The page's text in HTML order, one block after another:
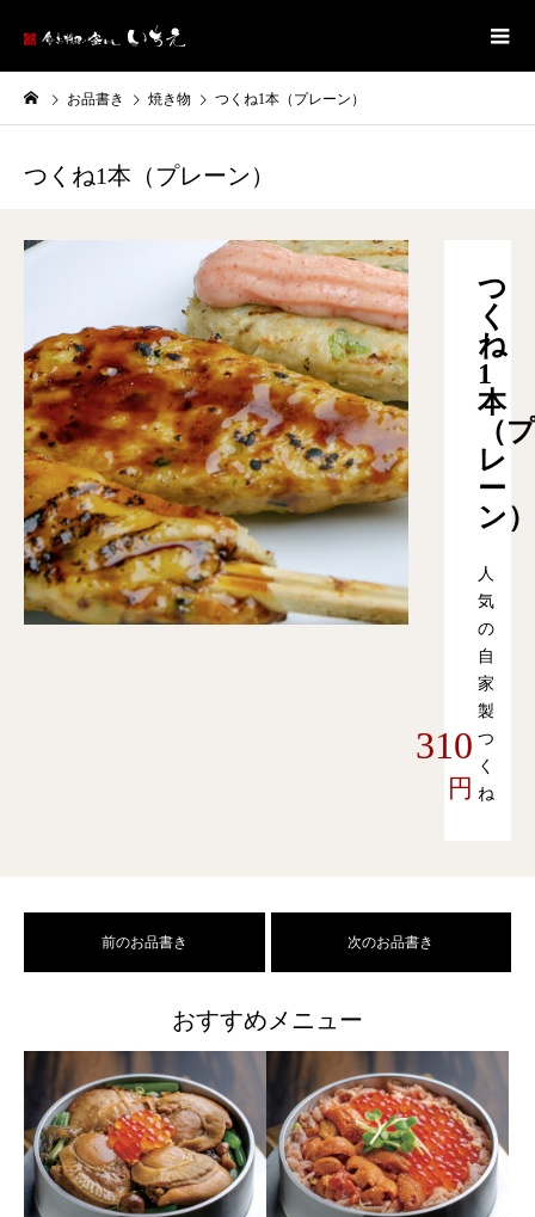
お品書き 焼き物 つくね1本（プレーン）
つくね1本（プレーン）
つ
く
ね
1
本
（プ
レ
ー
ン）
人
気
の
自
家
製
つ
く
ね
310
円
前のお品書き 次のお品書き
おすすめメニュー